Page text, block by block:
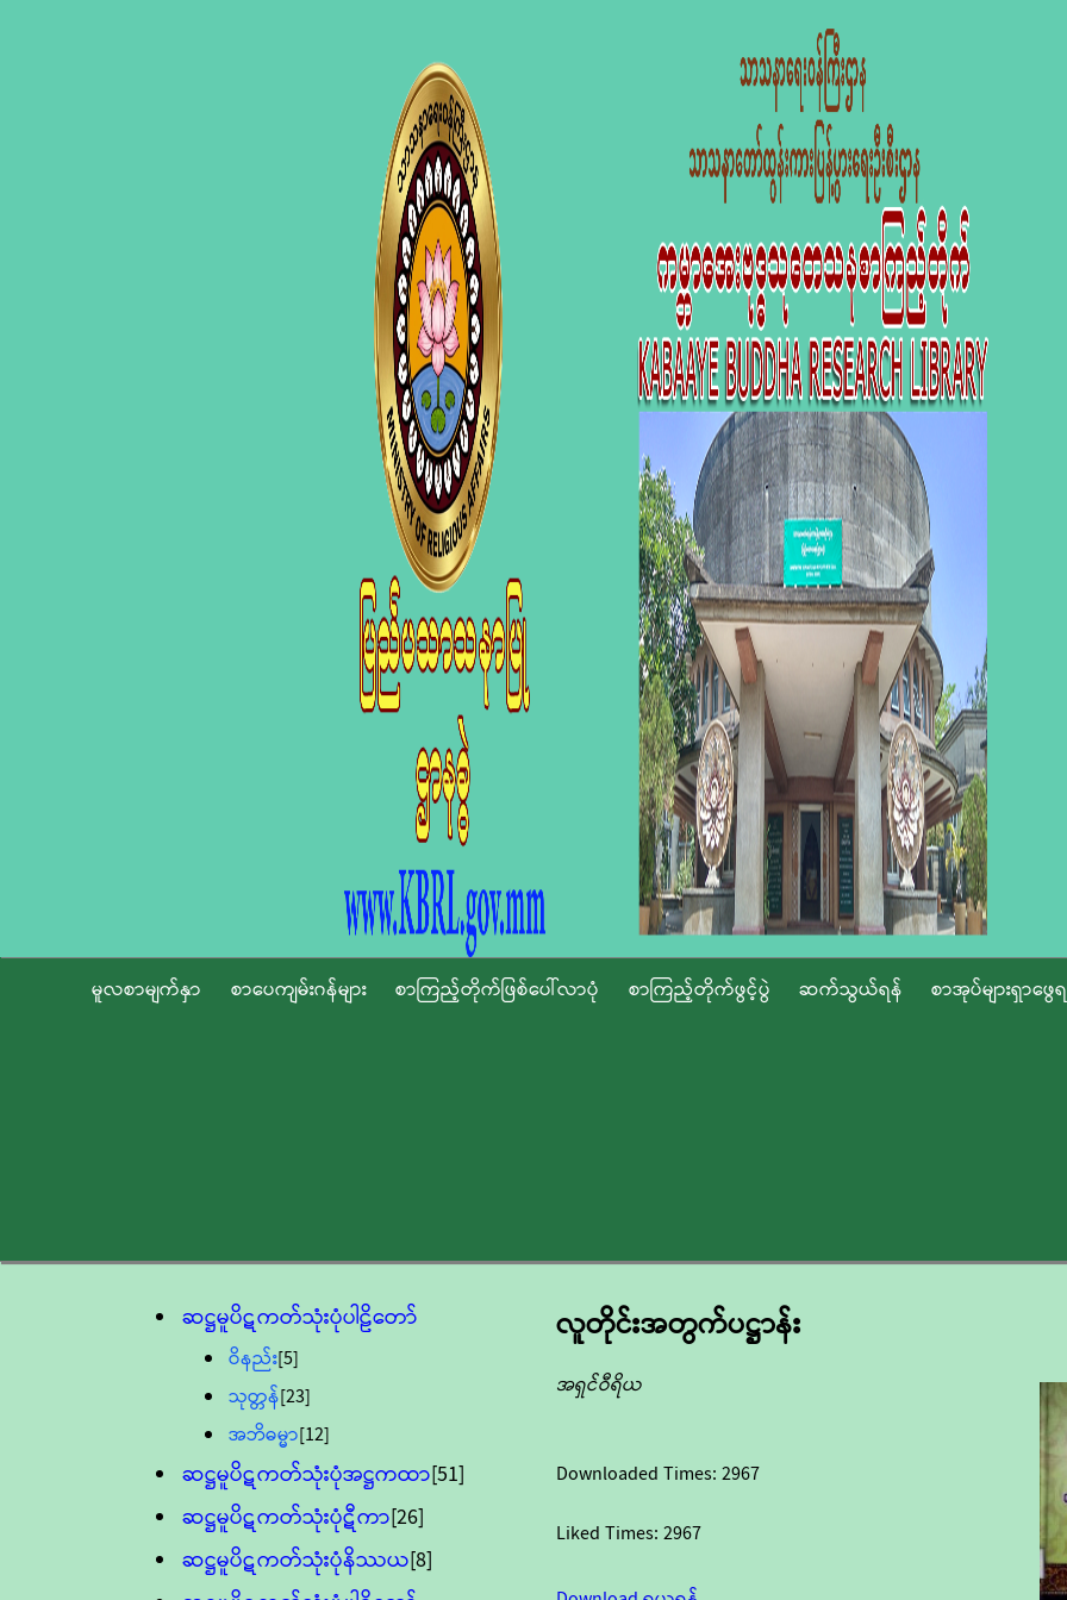
မူလစာမျက်နှာ စာပေကျမ်းဂန်များ စာကြည့်တိုက်ဖြစ်ပေါ်လာပုံ စာကြည့်တိုက်ဖွင့်ပွဲ ဆက်သွယ်ရန် စာအုပ်များရှာဖွေ
ဆဋ္ဌမူပိဋကတ်သုံးပုံပါဠိတော်
ဝိနည်း[5]
သုတ္တန်[23]
အဘိဓမ္မာ[12]
ဆဋ္ဌမူပိဋကတ်သုံးပုံအဋ္ဌကထာ[51]
ဆဋ္ဌမူပိဋကတ်သုံးပုံဋီကာ[26]
ဆဋ္ဌမူပိဋကတ်သုံးပုံနိဿယ[8]
လူတိုင်းအတွက်ပဋ္ဌာန်း
အရှင်ဝီရိယ
Downloaded Times: 2967
Liked Times: 2967